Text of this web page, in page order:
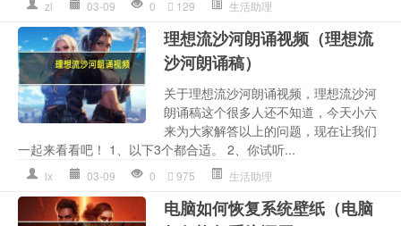
zl 03-09 0 129 生活助理
理想流沙河朗诵视频（理想流
沙河朗诵稿）
关于理想流沙河朗诵视频，理想流沙河
朗诵稿这个很多人还不知道，今天小六
来为大家解答以上的问题，现在让我们
一起来看看吧！ 1、以下3个都合适。 2、你试听...
lx 03-09 0 975 生活助理
电脑如何恢复系统壁纸（电脑